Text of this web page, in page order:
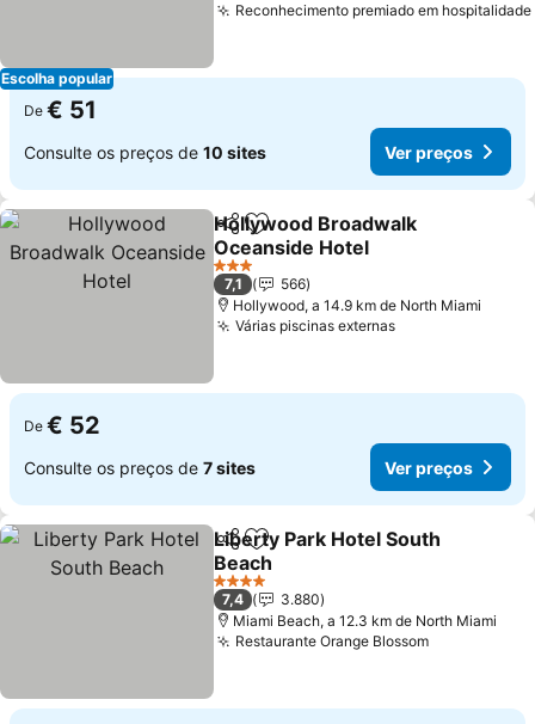
Escolha popular
Reconhecimento premiado em hospitalidade
De € 51
Consulte os preços de 10 sites Ver preços
PartilharAdicionar aos favoritos
Hollywood Broadwalk
Oceanside Hotel
Ver preços
3 Estrelas
7,1
566
Hollywood, a 14.9 km de North Miami
Várias piscinas externasVer preços
De € 52
Consulte os preços de 7 sites Ver preços
PartilharAdicionar aos favoritos
Liberty Park Hotel South
Beach
Ver preços
4 Estrelas
7,4
3.880
Miami Beach, a 12.3 km de North Miami
Restaurante Orange BlossomVer preços